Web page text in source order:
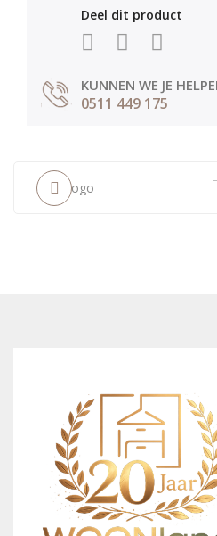
Deel dit product
KUNNEN WE JE
0511 449 175